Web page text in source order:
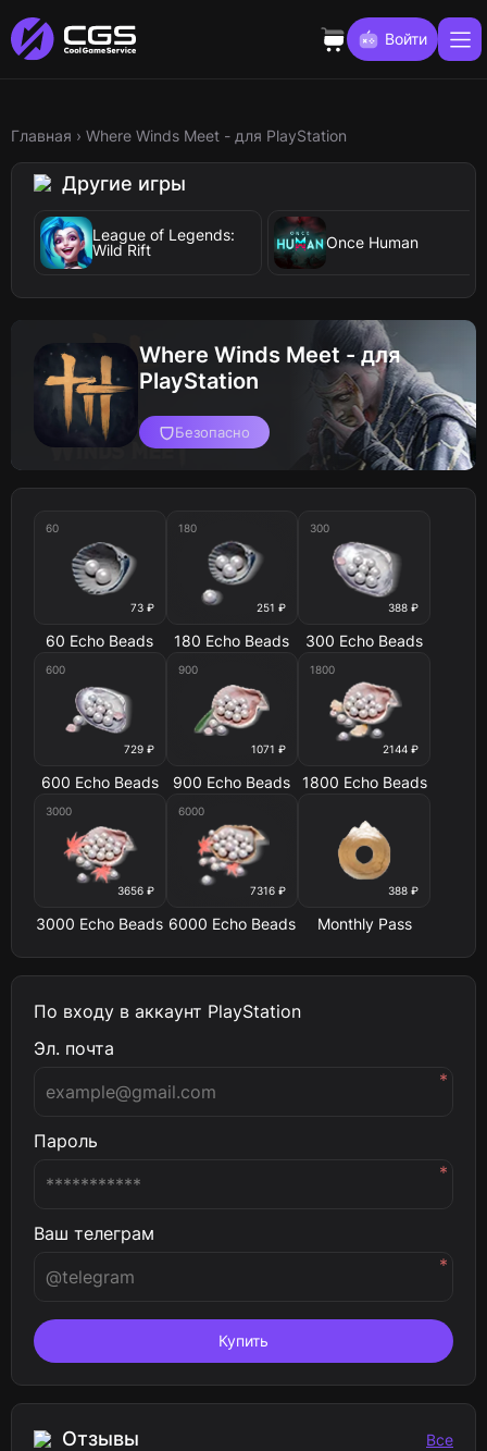
Войти
Главная › Where Winds Meet - для PlayStation
Другие игры
League of Legends:
Wild Rift
Once Human
Where Winds Meet - для
PlayStation
Безопасно
73 ₽
60
60 Echo Beads
251 ₽
180
180 Echo Beads
388 ₽
300
300 Echo Beads
729 ₽
600
600 Echo Beads
1071 ₽
900
900 Echo Beads
2144 ₽
1800
1800 Echo Beads
3656 ₽
3000
3000 Echo Beads
7316 ₽
6000
6000 Echo Beads
388 ₽
Monthly Pass
По входу в аккаунт PlayStation
Эл. почта
*
Пароль
*
Ваш телеграм
*
Купить
Отзывы Все